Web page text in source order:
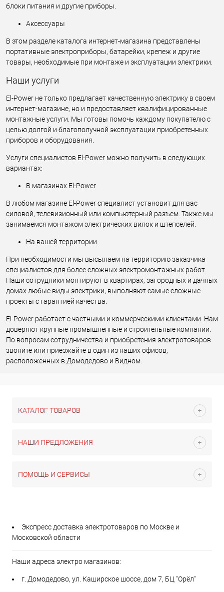
блоки питания и другие приборы.
Аксессуары
В этом разделе каталога интернет-магазина представлены
портативные электроприборы, батарейки, крепеж и другие
товары, необходимые при монтаже и эксплуатации электрики.
Наши услуги
El-Power не только предлагает качественную электрику в своем
интернет-магазине, но и предоставляет квалифицированные
монтажные услуги. Мы готовы помочь каждому покупателю с
целью долгой и благополучной эксплуатации приобретенных
приборов и оборудования.
Услуги специалистов El-Power можно получить в следующих
вариантах:
В магазинах El-Power
В любом магазине El-Power специалист установит для вас
силовой, телевизионный или компьютерный разъем. Также мы
занимаемся монтажом электрических вилок и штепселей.
На вашей территории
При необходимости мы высылаем на территорию заказчика
специалистов для более сложных электромонтажных работ.
Наши сотрудники монтируют в квартирах, загородных и дачных
домах любые виды электрики, выполняют самые сложные
проекты с гарантией качества.
El-Power работает с частными и коммерческими клиентами. Нам
доверяют крупные промышленные и строительные компании.
По вопросам сотрудничества и приобретения электротоваров
звоните или приезжайте в один из наших офисов,
расположенных в Домодедово и Видном.
КАТАЛОГ ТОВАРОВ
НАШИ ПРЕДЛОЖЕНИЯ
ПОМОЩЬ И СЕРВИСЫ
Экспресс доставка электротоваров по Москве и
Московской области
Наши адреса электро магазинов:
г. Домодедово, ул. Каширское шоссе, дом 7, БЦ "Орёл"